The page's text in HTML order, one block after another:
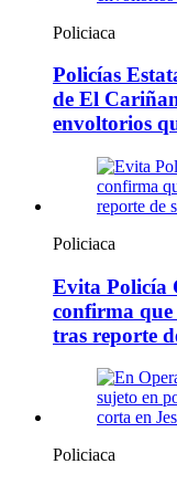
Policiaca
Policías
de El
envoltorios
Policiaca
Evita Policía
confirma que
tras reporte
Policiaca